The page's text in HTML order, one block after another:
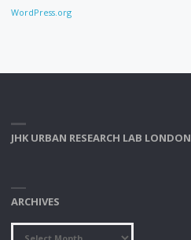
WordPress.org
JHK URBAN RESEARCH LAB LONDON
ARCHIVES